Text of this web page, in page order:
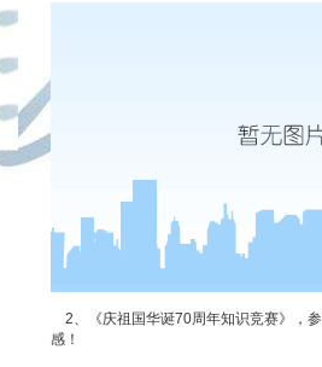
2、 《庆祖国华诞70周年知识竞赛》，
感！